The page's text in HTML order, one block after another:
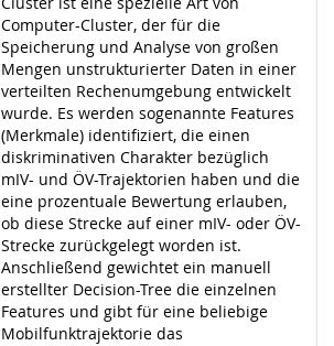
Computer-Cluster, der für die
Speicherung und Analyse von großen
Mengen unstrukturierter Daten in einer
verteilten Rechenumgebung entwickelt
wurde. Es werden sogenannte Features
(Merkmale) identifiziert, die einen
diskriminativen Charakter bezüglich
mIV- und ÖV-Trajektorien haben und die
eine prozentuale Bewertung erlauben,
ob diese Strecke auf einer mIV- oder ÖV-
Strecke zurückgelegt worden ist.
Anschließend gewichtet ein manuell
erstellter Decision-Tree die einzelnen
Features und gibt für eine beliebige
Mobilfunktrajektorie das